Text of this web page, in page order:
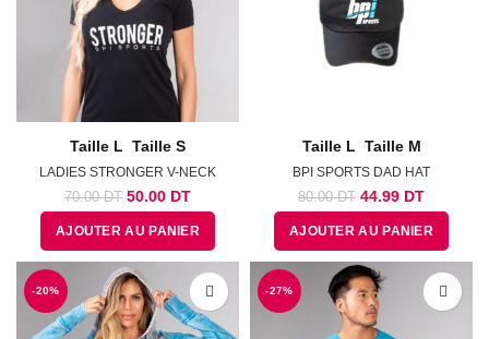
Taille L Taille S
LADIES STRONGER V-NECK
70.00DT Le
prix
initial
était :
70.00
DT.
50.00 DTLe
prix
actuel
est :
50.00
DT.
AJOUTER AU PANIER
Taille L Taille M
BPI SPORTS DAD HAT
80.00DT Le
prix
initial
était :
80.00
DT.
44.99 DTLe
prix
actuel
est :
44.99
DT.
AJOUTER AU PANIER
-20% -27%